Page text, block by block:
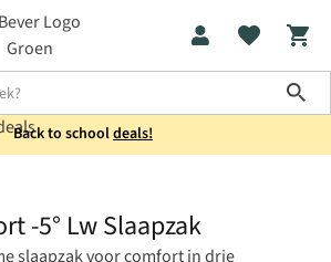
Back to schooldeals!
-5° Lw Slaapzak
slaapzak voor comfort in drie